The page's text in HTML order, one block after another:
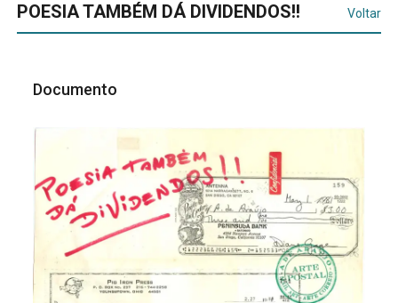
POESIA TAMBÉM DÁ DIVIDENDOS!! Voltar
Documento